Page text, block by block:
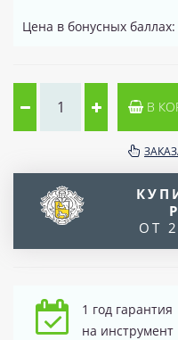
Цена в бонусных
В
ОТ
1 год гарантия
на инструмент